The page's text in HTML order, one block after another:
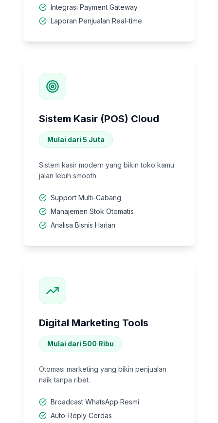
Integrasi Payment Gateway
Laporan Penjualan Real-time
Sistem Kasir (POS) Cloud
Mulai dari 5 Juta
Sistem kasir modern yang bikin toko kamu
jalan lebih smooth.
Support Multi-Cabang
Manajemen Stok Otomatis
Analisa Bisnis Harian
Digital Marketing Tools
Mulai dari 500 Ribu
Otomasi marketing yang bikin penjualan
naik tanpa ribet.
Broadcast WhatsApp Resmi
Auto-Reply Cerdas